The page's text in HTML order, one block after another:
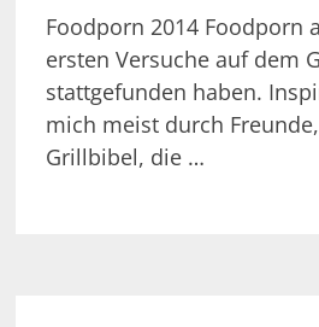
Foodporn 2014 Foodporn
ersten Versuche auf dem
stattgefunden haben.
mich meist durch
Grillbibel, die …